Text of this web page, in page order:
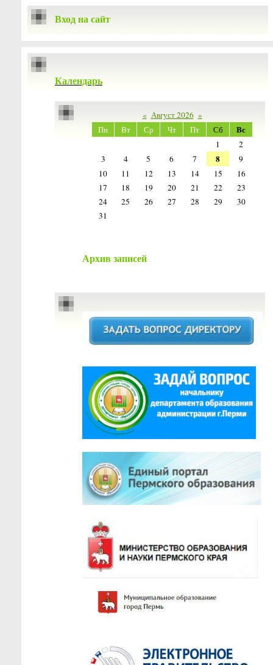
Вход на сайт
Календарь
« Август 2026 »
Пн
Вт Ср Чт Пт Сб Вс
1
2
3
4 5 6 7 8
9
10
11 12 13 14 15
16
17
18 19 20 21 22
23
24
25 26 27 28 29
30
31
Архив записей